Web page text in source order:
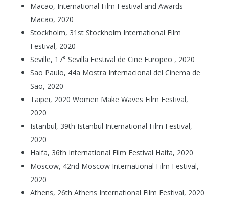
Macao, International Film Festival and Awards
Macao, 2020
Stockholm, 31st Stockholm International Film
Festival, 2020
Seville, 17° Sevilla Festival de Cine Europeo , 2020
Sao Paulo, 44a Mostra Internacional del Cinema de
Sao, 2020
Taipei, 2020 Women Make Waves Film Festival,
2020
Istanbul, 39th Istanbul International Film Festival,
2020
Haifa, 36th International Film Festival Haifa, 2020
Moscow, 42nd Moscow International Film Festival,
2020
Athens, 26th Athens International Film Festival, 2020